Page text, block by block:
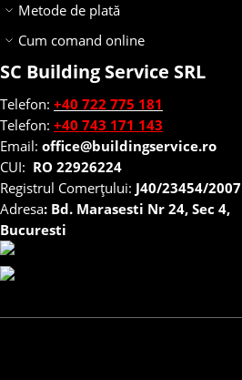
Metode de plată
Cum comand online
SC Building Service SRL
Telefon: +40 722 775 181
Telefon: +40 743 171 143
Email: office@buildingservice.ro
CUI: RO 22926224
Registrul Comerțului: J40/23454/2007
Adresa: Bd. Marasesti Nr 24, Sec 4,
Bucuresti